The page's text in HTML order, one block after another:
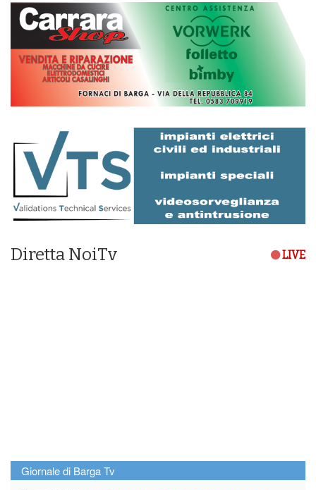
Diretta NoiTv LIVE
Giornale di Barga Tv